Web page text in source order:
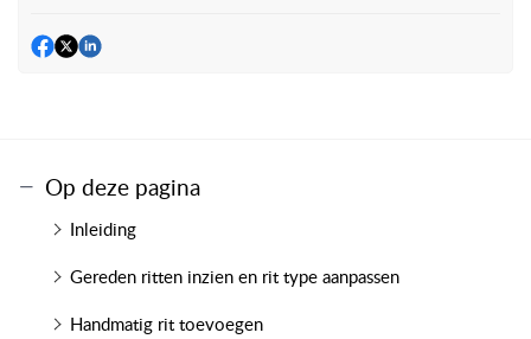
Op deze pagina
Inleiding
Gereden ritten inzien en rit type aanpassen
Handmatig rit toevoegen